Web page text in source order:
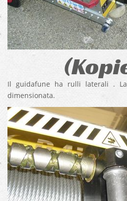
Il guidafune ha rulli laterali .
dimensionata.